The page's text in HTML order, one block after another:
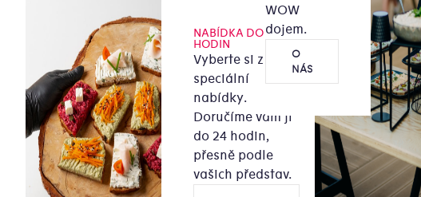
NABÍDKA DO 24
HODIN
Vyberte si z naší
speciální
nabídky.
Doručíme vám ji
do 24 hodin,
přesně podle
vašich představ.
WOW
dojem.
O
NÁS